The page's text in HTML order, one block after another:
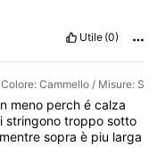
Utile (0)
Colore: Cammello / Misure: S
meno perch é calza
stringonotropposotto
mentresopraè piu larga